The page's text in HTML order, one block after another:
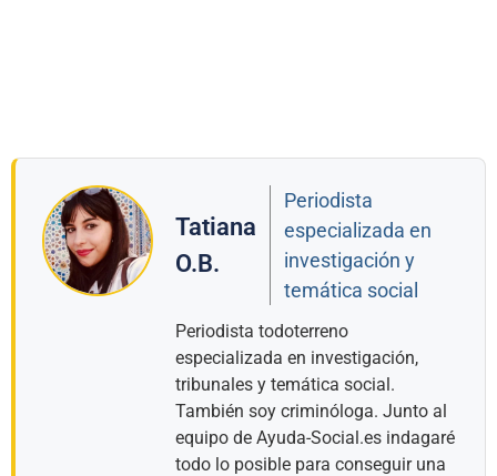
Tatiana
O.B.
Periodista
especializada en
investigación y
temática social
Periodista todoterreno
especializada en investigación,
tribunales y temática social.
También soy criminóloga. Junto al
equipo de Ayuda-Social.es indagaré
todo lo posible para conseguir una